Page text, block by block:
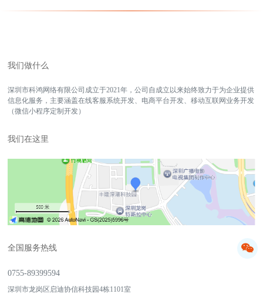
我们做什么
深圳市科鸿网络有限公司成立于2021年，公司自成立以来始终致力于为企业提供
信息化服务，主要涵盖在线客服系统开发、电商平台开发、移动互联网业务开发
（微信小程序定制开发）
我们在这里
全国服务热线
0755-89399594
深圳市龙岗区启迪协信科技园4栋1101室